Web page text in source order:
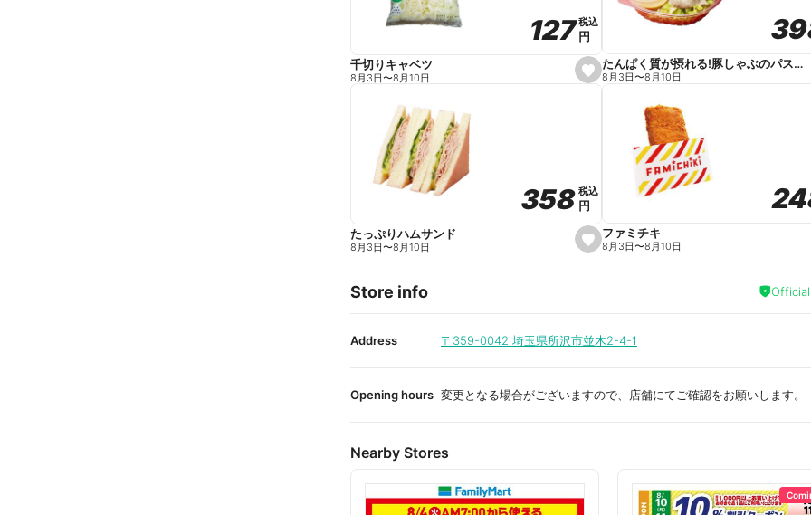
e
s
e
e
127
127税込
税込
円
円
千切りキャベツ
8月3日〜8月10日
たんぱく質が摂れる!豚しゃぶのパスタサラダ
8月3日〜8月10日
s
e
i
t
358
358税込
税込
円
円
たっぷりハムサンド
8月3日〜8月10日
ファミチキ
8月3日〜8月10日
Store info
Address 〒359-0042 埼玉県所沢市並木2-4-1
Opening hours 変更となる場合がございますので、店舗にてご確認をお願いします。
Nearby Stores